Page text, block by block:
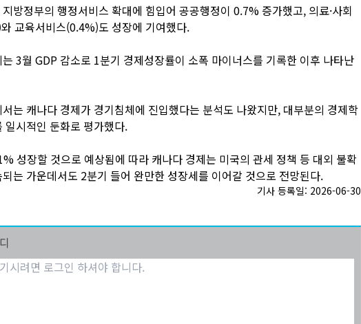
방정부의 행정서비스 확대에 힘입어 공공행정이 0.7% 증가했고, 의료·사회
교육서비스(0.4%)도 성장에 기여했다.
3월 GDP 감소로 1분기 경제성장률이 소폭 마이너스를 기록한 이후 나타난
는 캐나다 경제가 경기침체에 진입했다는 분석도 나왔지만, 대부분의 경제학
일시적인 둔화로 평가했다.
성장할 것으로 예상됨에 따라 캐나다 경제는 미국의 관세 정책 등 대외 불확
는 가운데서도 2분기 들어 완만한 성장세를 이어갈 것으로 전망된다.
기사 등록일: 2026-06-30